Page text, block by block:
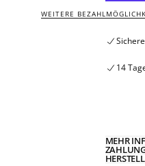
WEITERE
14
MEHR